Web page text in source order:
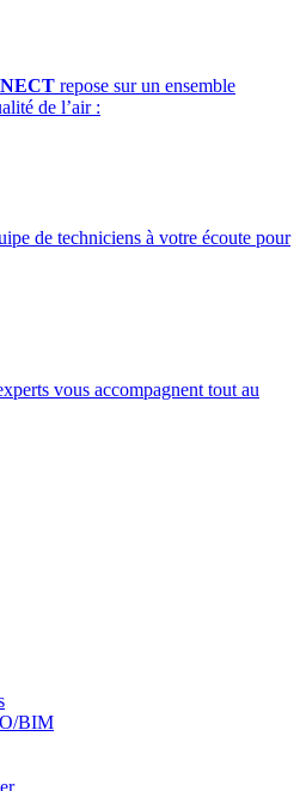
repose sur un ensemble
de l’air :
de techniciens à votre écoute pour
vous accompagnent tout au
BIM